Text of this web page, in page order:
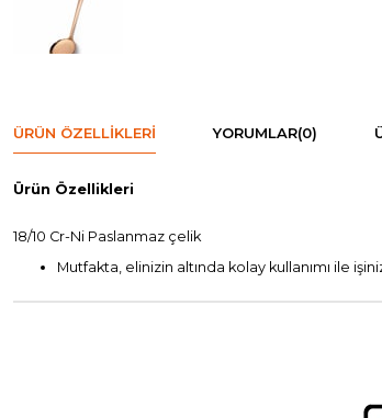
ÜRÜN ÖZELLIKLERI YORUMLAR(0)
Ürün Özellikleri
18/10 Cr-Ni Paslanmaz çelik
Mutfakta, elinizin altında kolay kullanımı ile